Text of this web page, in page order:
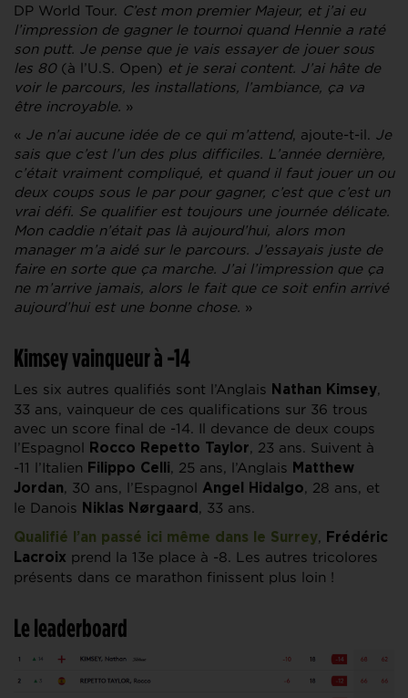
DP World Tour. C’est mon premier Majeur, et j’ai eu
l’impression de gagner le tournoi quand Hennie a raté
son putt. Je pense que je vais essayer de jouer sous
les 80 (à l’U.S. Open) et je serai content. J’ai hâte de
voir le parcours, les installations, l’ambiance, ça va
être incroyable. »
« Je n’ai aucune idée de ce qui m’attend, ajoute-t-il. Je
sais que c’est l’un des plus difficiles. L’année dernière,
c’était vraiment compliqué, et quand il faut jouer un ou
deux coups sous le par pour gagner, c’est que c’est un
vrai défi. Se qualifier est toujours une journée délicate.
Mon caddie n’était pas là aujourd’hui, alors mon
manager m’a aidé sur le parcours. J’essayais juste de
faire en sorte que ça marche. J’ai l’impression que ça
ne m’arrive jamais, alors le fait que ce soit enfin arrivé
aujourd’hui est une bonne chose. »
Kimsey vainqueur à -14
Les six autres qualifiés sont l’Anglais Nathan Kimsey,
33 ans, vainqueur de ces qualifications sur 36 trous
avec un score final de -14. Il devance de deux coups
l’Espagnol Rocco Repetto Taylor, 23 ans. Suivent à
-11 l’Italien Filippo Celli, 25 ans, l’Anglais Matthew
Jordan, 30 ans, l’Espagnol Angel Hidalgo, 28 ans, et
le Danois Niklas Nørgaard , 33 ans.
Qualifié l’an passé ici même dans le Surrey,
Frédéric
Lacroix prend la 13e place à -8. Les autres tricolores
présents dans ce marathon finissent plus loin !
Le leaderboard